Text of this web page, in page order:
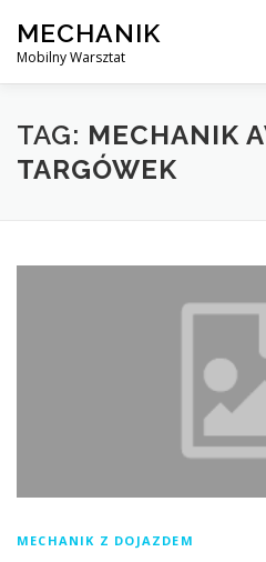
content
MECHANIK
Mobilny Warsztat
MOBILNY MECHANIK
TAG: MECHANIK
TARGÓWEK
MECHANIK Z DOJAZDEM